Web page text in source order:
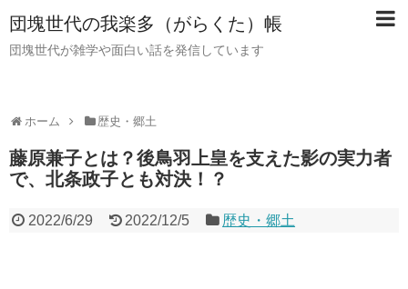
団塊世代の我楽多（がらくた）帳
団塊世代が雑学や面白い話を発信しています
ホーム 歴史・郷土
藤原兼子とは？後鳥羽上皇を支えた影の実力者
で、北条政子とも対決！？
2022/6/29 2022/12/5 歴史・郷土